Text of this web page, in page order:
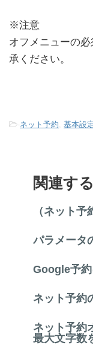
※注意
オフメニューの
承ください。
-ネット予約 基本設
関連す
（ネット
パラメータ
Google予
ネット予約
ネット予約
最大文字数